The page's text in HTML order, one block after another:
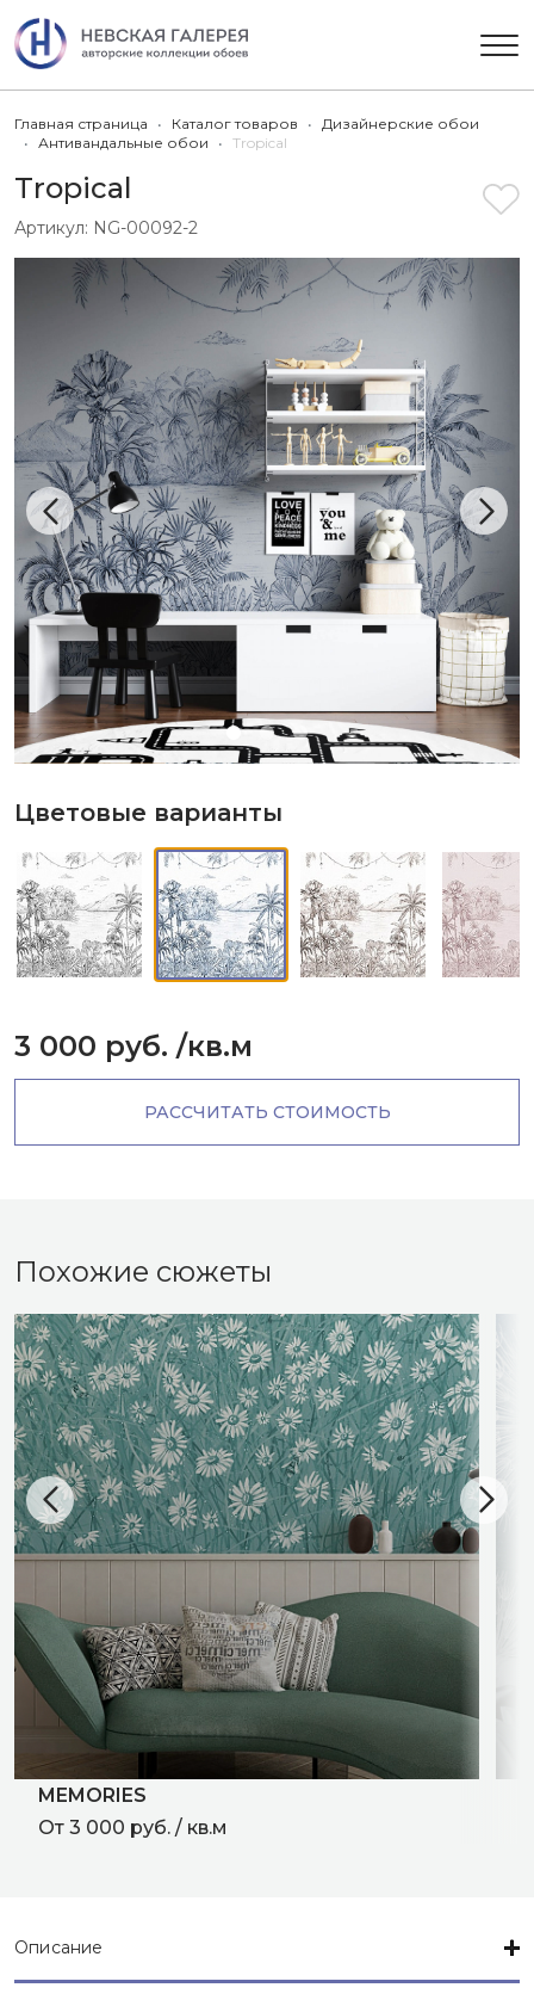
Главная страница Каталог товаров
Дизайнерские обои
Антивандальные обои
Tropical
Tropical
Артикул: NG-00092-2
Цветовые варианты
3 000 руб. /кв.м
РАССЧИТАТЬ СТОИМОСТЬ
Похожие сюжеты
MEMORIES
От 3 000 руб. / кв.м
Описание